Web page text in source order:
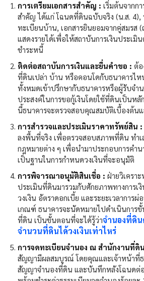
การเตรียมเอกสารสำคัญ : เริ่มต้นจากก
สำคัญ ได้แก่ โฉนดที่ดินฉบับจริง (น.ส. 4),
ทะเบียนบ้าน, เอกสารยินยอมจากคู่สมรส
แสดงรายได้เพื่อให้สถาบันการเงินประเมิ
ชำระหนี้
ติดต่อสถาบันการเงินและยื่นคำขอ : ต้อ
ที่ดินเปล่า บ้าน หรือคอนโดกับธนาคารไห
ทั้งหมดเข้าปรึกษากับธนาคารหรือผู้รับจำ
ประสงค์ในการขอกู้เงินโดยใช้ที่ดินเป็นห
นี้ธนาคารจะตรวจสอบคุณสมบัติเบื้องต้น
การสำรวจและประเมินราคาทรัพย์สิน :
ลงพื้นที่จริง เพื่อตรวจสอบสภาพที่ดิน ทำเ
กฎหมายต่าง ๆ เพื่อนำมาประกอบการคำ
เป็นฐานในการกำหนดวงเงินที่จะอนุมัติ
การพิจารณาอนุมัติสินเชื่อ : ฝ่ายวิเครา
ประเมินที่ดินมารวมกับศักยภาพทางการเ
วงเงิน อัตราดอกเบี้ย และระยะเวลาการ
เกณฑ์ ธนาคารจะนัดหมายไปดำเนินการ
ที่ดิน เป็นขั้นตอนที่จะได้รู้ว่าจำนองที่ดิน
จำนวนที่ดินได้วงเงินเท่าไหร่
การจดทะเบียนจำนอง ณ สำนักงานที่ดิ
สัญญามีผลสมบูรณ์ โดยคุณและเจ้าหน้าที่ธ
สัญญาจำนองที่ดิน และบันทึกหลังโฉนดต่